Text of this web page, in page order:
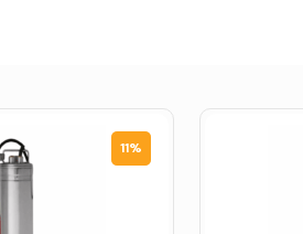
11%